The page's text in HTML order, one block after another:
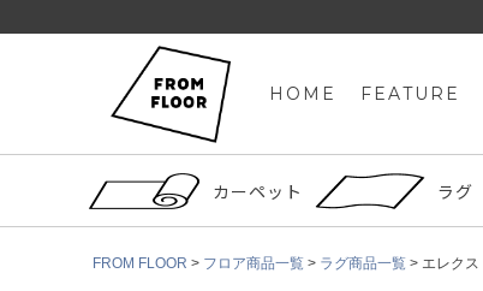
HOME FEATURE
カーペット ラグ
FROM FLOOR フロア商品一覧 ラグ商品一覧 エレクス